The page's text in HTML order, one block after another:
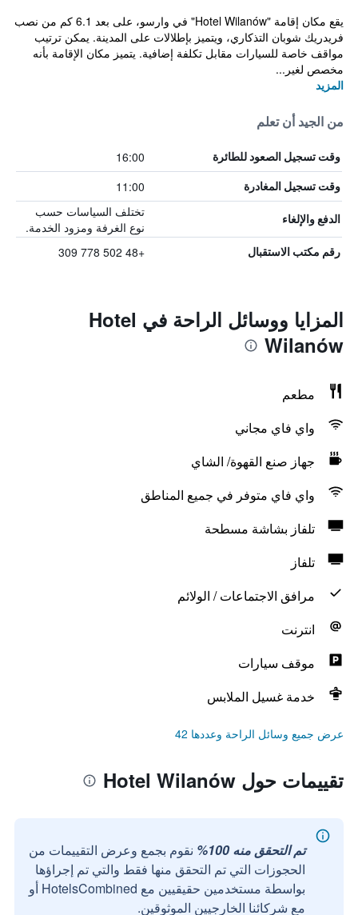
يقع مكان إقامة "Hotel Wilanów" في وارسو، على بعد 6.1 كم من نصب
فريدريك شوبان التذكاري، ويتميز بإطلالات على المدينة. يمكن ترتيب
مواقف خاصة للسيارات مقابل تكلفة إضافية. يتميز مكان الإقامة بأنه
مخصص لغير...
المزيد
من الجيد أن تعلم
وقت تسجيل الصعود للطائرة 16:00
وقت تسجيل المغادرة 11:00
الدفع والإلغاء
تختلف السياسات حسب
نوع الغرفة ومزود الخدمة.
رقم مكتب الاستقبال +48 502 778 309
المزايا ووسائل الراحة في Hotel
Wilanów
مطعم
واي فاي مجاني
جهاز صنع القهوة/ الشاي
واي فاي متوفر في جميع المناطق
تلفاز بشاشة مسطحة
تلفاز
مرافق الاجتماعات / الولائم
انترنت
موقف سيارات
خدمة غسيل الملابس
عرض جميع وسائل الراحة وعددها 42
تقييمات حول Hotel Wilanów
تم التحقق منه 100%
نقوم بجمع وعرض التقييمات من
الحجوزات التي تم التحقق منها فقط والتي تم إجراؤها
بواسطة مستخدمين حقيقيين مع HotelsCombined أو
مع شركائنا الخارجيين الموثوقين.